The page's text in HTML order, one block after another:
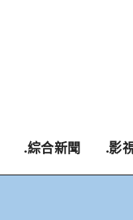
.綜合新聞 .影